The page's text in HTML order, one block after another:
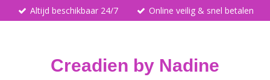
Altijd beschikbaar 24/7 Online veilig & snel betalen
Creadien by Nadine